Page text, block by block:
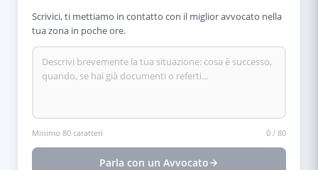
Scrivici, ti mettiamo in contatto con il miglior avvocato nella
tua zona in poche ore.
Minimo 80 caratteri 0 / 80
Parla con un Avvocato